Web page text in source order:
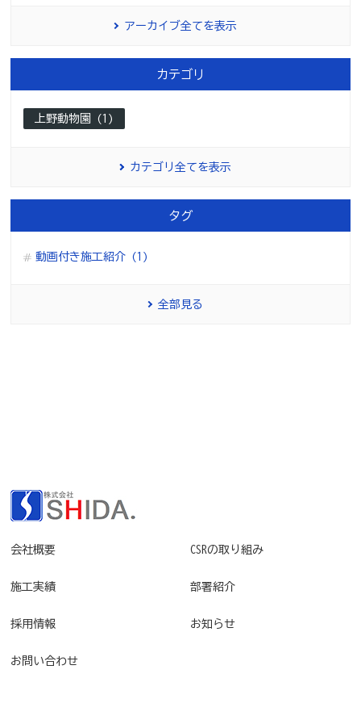
アーカイブ全てを表示
カテゴリ
上野動物園 (1)
カテゴリ全てを表示
タグ
動画付き施工紹介 (1)
全部見る
会社概要 CSRの取り組み
施工実績 部署紹介
採用情報 お知らせ
お問い合わせ